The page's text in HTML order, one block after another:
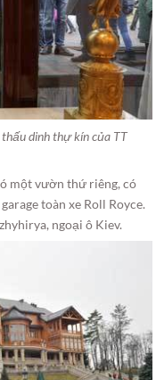
dinh thự kín của TT
một vườn thứ riêng, có
toàn xe Roll Royce.
ngoại ô Kiev.